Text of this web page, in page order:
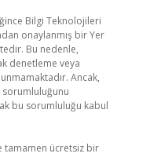
Bilgi Teknolojileri
onaylanmış bir Yer
Bu nedenle,
denetleme veya
Ancak,
sorumluluğunu
bu sorumluluğu kabul
tamamen ücretsiz bir